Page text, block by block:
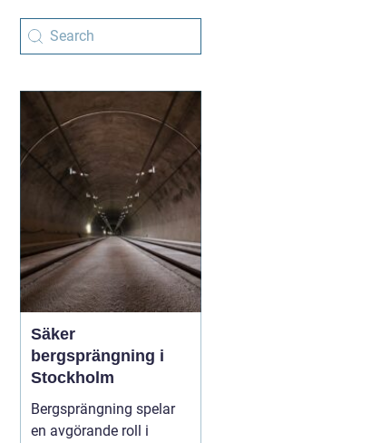
Säker
bergsprängning i
Stockholm
Bergsprängning spelar
en avgörande roll i